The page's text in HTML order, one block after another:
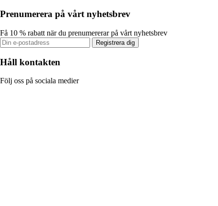
Prenumerera på vårt nyhetsbrev
Få 10 % rabatt när du prenumererar på vårt nyhetsbrev
Registrera dig
Håll kontakten
Följ oss på sociala medier